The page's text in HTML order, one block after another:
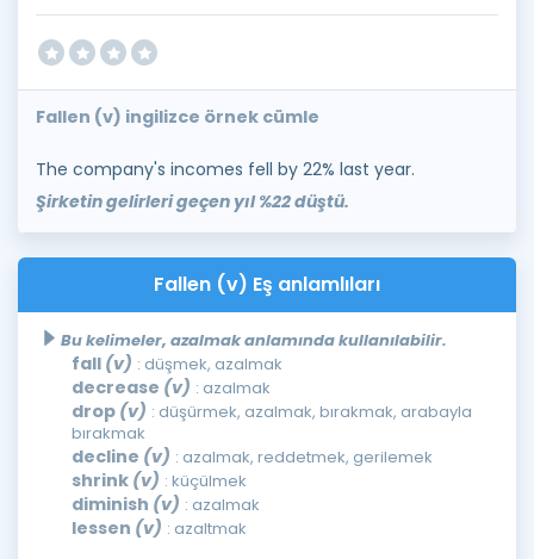
Fallen (v) ingilizce örnek cümle
The company's incomes fell by 22% last year.
Şirketin gelirleri geçen yıl %22 düştü.
Fallen (v) Eş anlamlıları
Bu kelimeler, azalmak anlamında kullanılabilir.
fall (v) : düşmek, azalmak
decrease (v) : azalmak
drop (v) : düşürmek, azalmak, bırakmak, arabayla
bırakmak
decline (v) : azalmak, reddetmek, gerilemek
shrink (v) : küçülmek
diminish (v) : azalmak
lessen (v) : azaltmak